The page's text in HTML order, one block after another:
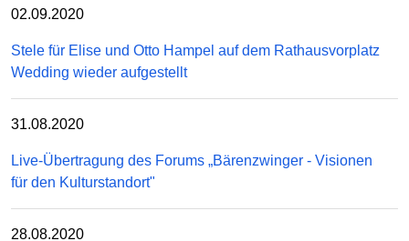
02.09.2020
Stele für Elise und Otto Hampel auf dem Rathausvorplatz
Wedding wieder aufgestellt
31.08.2020
Live-Übertragung des Forums „Bärenzwinger - Visionen
für den Kulturstandort"
28.08.2020